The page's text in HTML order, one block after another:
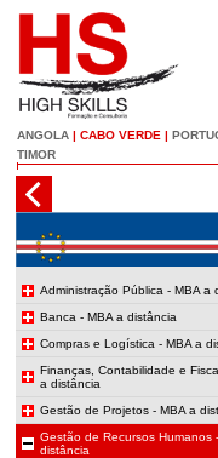
ANGOLA | CABO VERDE |
TIMOR
Administração Pública - MBA a
Banca - MBA a distância
Compras e Logística - MBA a
Finanças, Contabilidade e
a distância
Gestão de Projetos - MBA a
Gestão de Recursos Humanos
distância